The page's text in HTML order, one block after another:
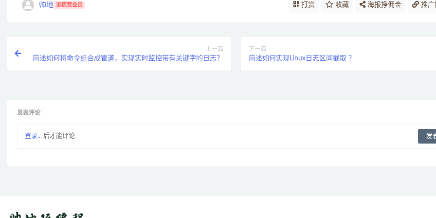
帅地 训练营会员 打赏 收藏 海报挣佣金 推广
上一篇
简述如何将命令组合成管道，实现实时监控带有关键字的日志？
下一篇
简述如何实现Linux日志区间截取 ？
发表评论
登录... 后才能评论